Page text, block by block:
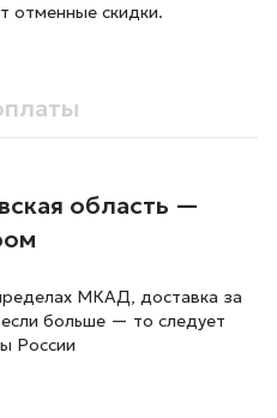
отменные скидки.
область —
МКАД, доставка за
больше — то следует
России